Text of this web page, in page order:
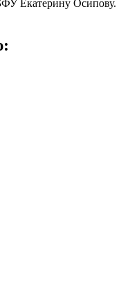
Екатерину Осипову.